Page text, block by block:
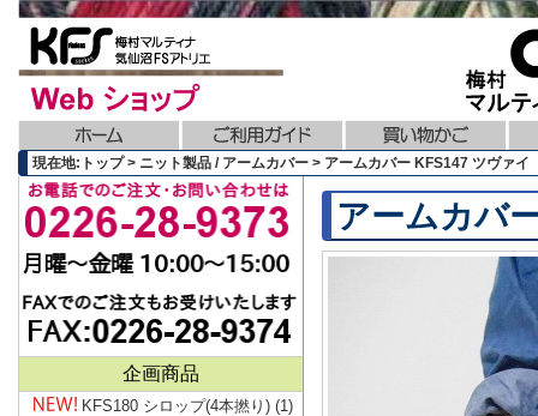
現在地:トップ > ニット製品 / アームカバー > アームカバー KFS147 ツヴァイ
アームカバ
企画商品
KFS180 シロップ(4本撚り) (1)